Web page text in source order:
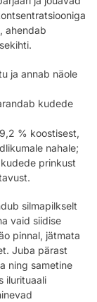
ahendab
ja annab näole
kudede
% koostisest,
nahale;
prinkust
silmapilkselt
vaid siidise
pinnal, jätmata
Juba pärast
ning sametine
ilurituaali